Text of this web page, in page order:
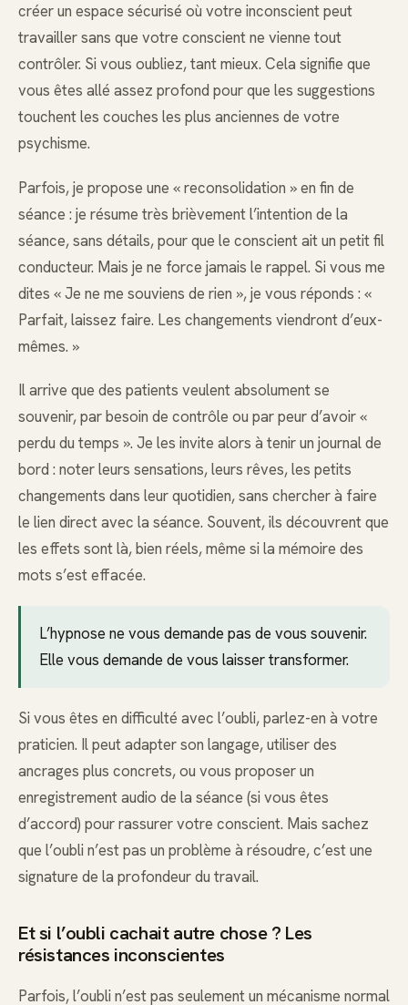
créer un espace sécurisé où votre inconscient peut
travailler sans que votre conscient ne vienne tout
contrôler. Si vous oubliez, tant mieux. Cela signifie que
vous êtes allé assez profond pour que les suggestions
touchent les couches les plus anciennes de votre
psychisme.
Parfois, je propose une « reconsolidation » en fin de
séance : je résume très brièvement l’intention de la
séance, sans détails, pour que le conscient ait un petit fil
conducteur. Mais je ne force jamais le rappel. Si vous me
dites « Je ne me souviens de rien », je vous réponds : «
Parfait, laissez faire. Les changements viendront d’eux-
mêmes. »
Il arrive que des patients veulent absolument se
souvenir, par besoin de contrôle ou par peur d’avoir «
perdu du temps ». Je les invite alors à tenir un journal de
bord : noter leurs sensations, leurs rêves, les petits
changements dans leur quotidien, sans chercher à faire
le lien direct avec la séance. Souvent, ils découvrent que
les effets sont là, bien réels, même si la mémoire des
mots s’est effacée.
L’hypnose ne vous demande pas de vous souvenir.
Elle vous demande de vous laisser transformer.
Si vous êtes en difficulté avec l’oubli, parlez-en à votre
praticien. Il peut adapter son langage, utiliser des
ancrages plus concrets, ou vous proposer un
enregistrement audio de la séance (si vous êtes
d’accord) pour rassurer votre conscient. Mais sachez
que l’oubli n’est pas un problème à résoudre, c’est une
signature de la profondeur du travail.
Et si l’oubli cachait autre chose ? Les
résistances inconscientes
Parfois, l’oubli n’est pas seulement un mécanisme normal